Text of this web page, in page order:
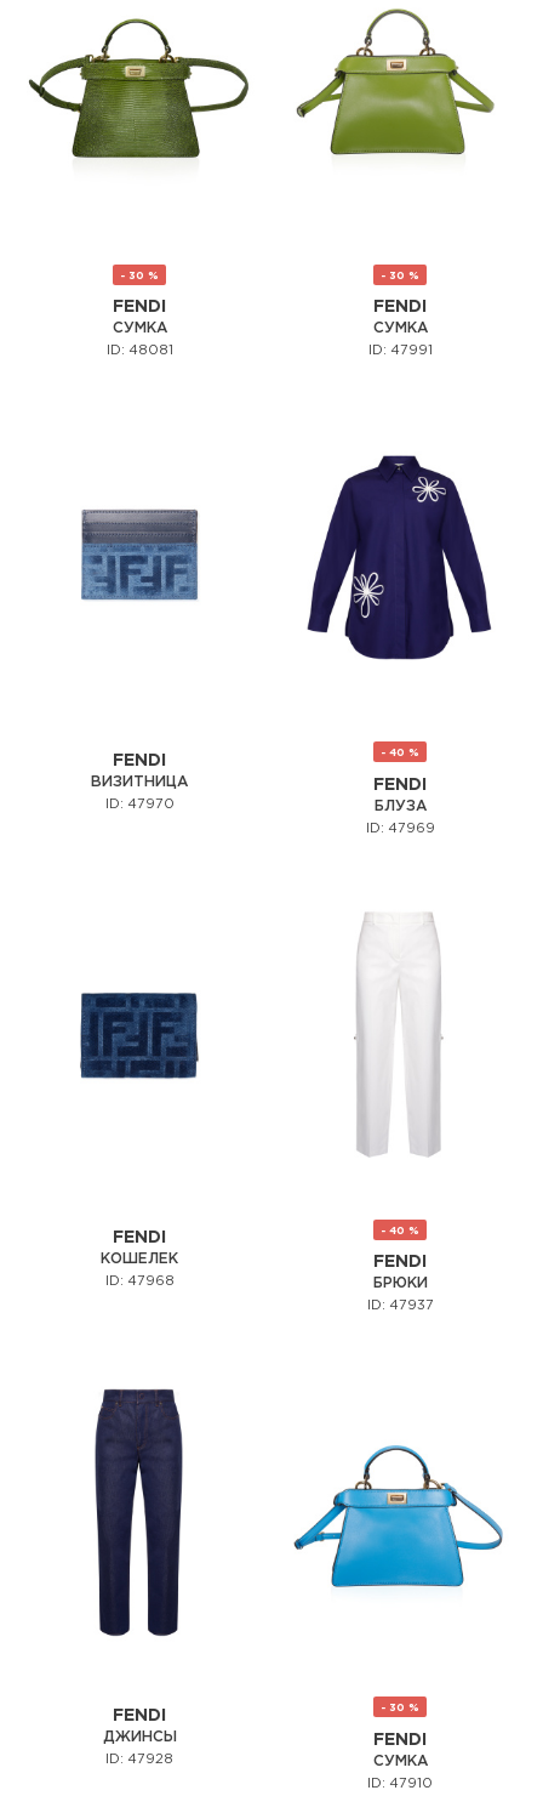
- 30 %
FENDI
СУМКА
ID: 48081
- 30 %
FENDI
СУМКА
ID: 47991
FENDI
ВИЗИТНИЦА
ID: 47970
- 40 %
FENDI
БЛУЗА
ID: 47969
FENDI
КОШЕЛЕК
ID: 47968
- 40 %
FENDI
БРЮКИ
ID: 47937
FENDI
ДЖИНСЫ
ID: 47928
- 30 %
FENDI
СУМКА
ID: 47910